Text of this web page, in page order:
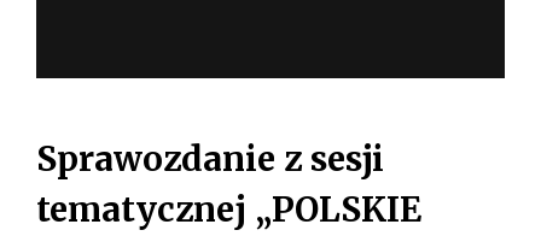
Sprawozdanie z sesji
tematycznej „POLSKIE